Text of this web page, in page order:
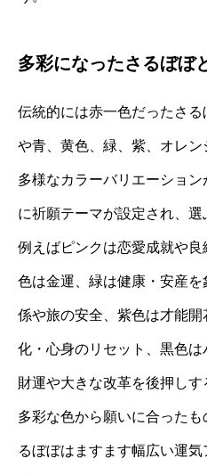
多彩になったさるぼぼ
伝統的には赤一色だったさ
や青、黄色、緑、紫、オレ
多様なカラーバリエーショ
に祈願テーマが設定され、選
例えばピンクは恋愛成就や
色は金運、緑は健康・安産
係や旅の安全、紫色は才能
化・心身のリセット、黒色
財運や大きな改革を後押し
多彩な色から願いに合った
るぼぼはますます幅広い運